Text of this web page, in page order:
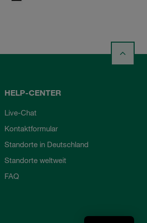
HELP-CENTER
Live-Chat
Kontaktformular
Standorte in Deutschland
Standorte weltweit
FAQ